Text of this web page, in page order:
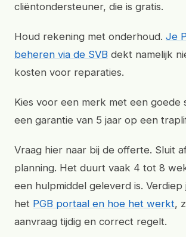
cliëntondersteuner, die is gratis.
Houd rekening met onderhoud. Je
beheren via de SVB dekt namelijk
kosten voor reparaties.
Kies voor een merk met een goede
een garantie van 5 jaar op een
Vraag hier naar bij de offerte. Sluit
planning. Het duurt vaak 4 tot 8
een hulpmiddel geleverd is. Verdiep
het PGB portaal en hoe het werkt,
aanvraag tijdig en correct regelt.